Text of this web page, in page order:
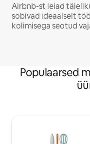
Airbnb-st leiad
sobivad ideaalselt
kolimisega seotud
Populaarsed